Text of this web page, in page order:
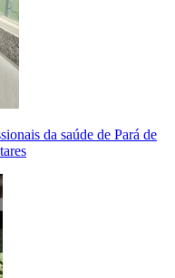
da saúde de Pará de